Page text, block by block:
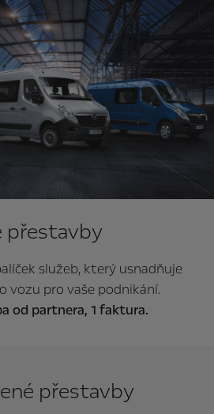
přestavby
služeb, který usnadňuje
vozu pro vaše podnikání.
od partnera, 1 faktura.
přestavby